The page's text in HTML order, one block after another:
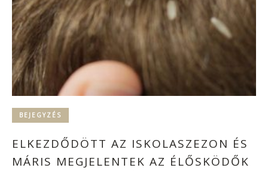
BEJEGYZÉS
ELKEZDŐDÖTT AZ ISKOLASZEZON ÉS
MÁRIS MEGJELENTEK AZ ÉLŐSKÖDŐK